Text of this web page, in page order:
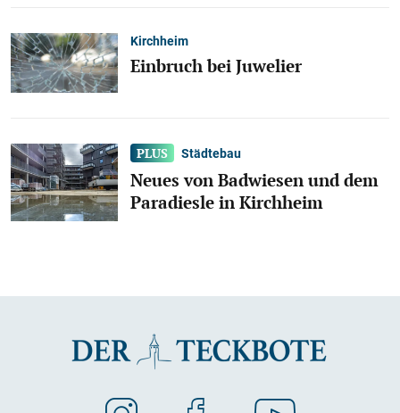
Kirchheim
Einbruch bei Juwelier
Städtebau
Neues von Badwiesen und dem
Paradiesle in Kirchheim